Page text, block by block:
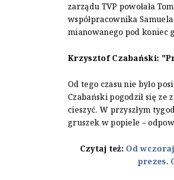
zarządu TVP powołała
współpracownika
mianowanego pod koniec
Krzysztof Czabański:
Od tego czasu nie było
Czabański pogodził się
cieszyć. W przyszłym
gruszek w popiele –
Czytaj też: Od
prezes.